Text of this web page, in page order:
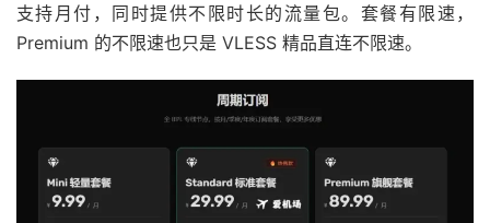
支持月付，同时提供不限时长的流量包。套餐有限速，
Premium 的不限速也只是 VLESS 精品直连不限速。